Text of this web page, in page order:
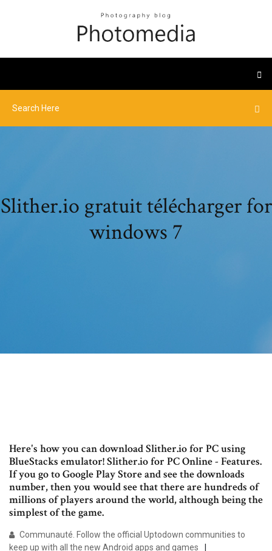
Slither.io gratuit télécharger for
windows 7
Here's how you can download Slither.io for PC using
BlueStacks emulator! Slither.io for PC Online - Features.
If you go to Google Play Store and see the downloads
number, then you would see that there are hundreds of
millions of players around the world, although being the
simplest of the game.
Communauté. Follow the official Uptodown communities to
keep up with all the new Android apps and games